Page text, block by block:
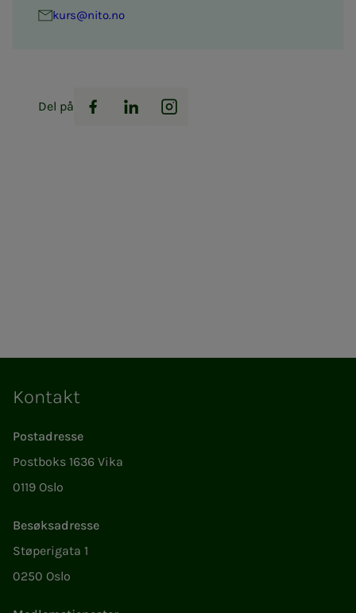
kurs@nito.no
Del på
Facebook
LinkedInInstagram
Kontakt
Postadresse
Postboks 1636 Vika
0119 Oslo
Besøksadresse
Støperigata 1
0250 Oslo